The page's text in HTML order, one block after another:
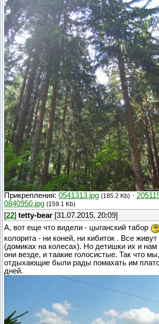
Прикрепления: 0541313.jpg (185.2 Kb) ·
0840950.jpg (159.1 Kb)
[22] tetty-bear [31.07.2015, 20:09]
А, вот еще что видели - цыганский табор
колорита - ни коней, ни кибиток . Все живут
(домиках на колесах). Но детишки их и нам
они везде, и таакие голосистые. Так что
отдыхающие были рады помахать им
дней.